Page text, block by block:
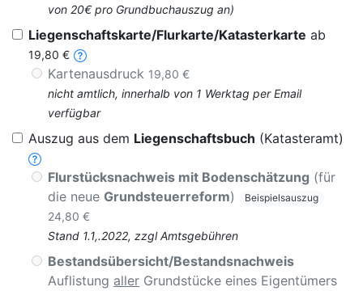
von 20€ pro Grundbuchauszug an)
Liegenschaftskarte/Flurkarte/Katasterkarte ab
19,80 €
Kartenausdruck 19,80 €
nicht amtlich, innerhalb von 1 Werktag per Email
verfügbar
Auszug aus dem Liegenschaftsbuch (Katasteramt)
Flurstücksnachweis mit Bodenschätzung (für
die neue Grundsteuerreform) Beispielsauszug
24,80 €
Stand 1.1,.2022, zzgl Amtsgebühren
Bestandsübersicht/Bestandsnachweis
Auflistung aller Grundstücke eines Eigentümers